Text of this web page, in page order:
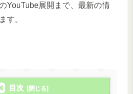
YouTube展開まで、最新の情
す。
目次